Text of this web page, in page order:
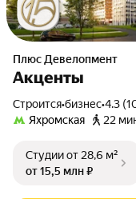
Плюс Девелопмент
Акценты
Строится•бизнес•4.3
Яхромская
22
Студииот 28,6 м²
от 15,5 млн ₽